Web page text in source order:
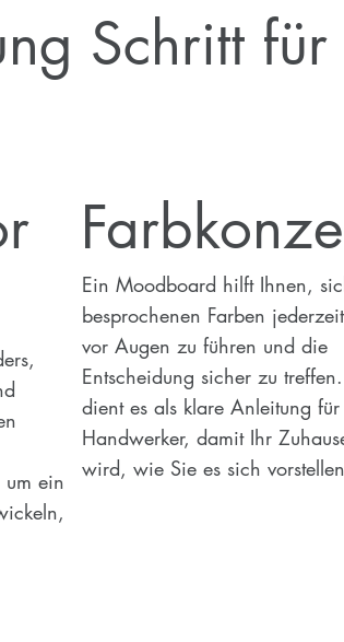
Schritt für
um ein
Ein Moodboard hilft Ihnen,
besprochenen Farben
vor Augen zu führen und die
Entscheidung sicher zu
dient es als klare Anleitung
Handwerker, damit Ihr
wird, wie Sie es sich